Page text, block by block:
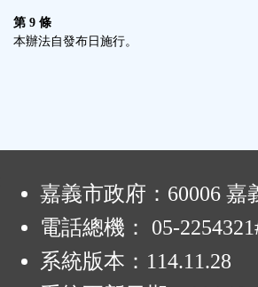
第 9 條
本辦法自發布日施行。
嘉義市政府：60006 嘉
電話總機： 05-
系統版本： 114.11.28